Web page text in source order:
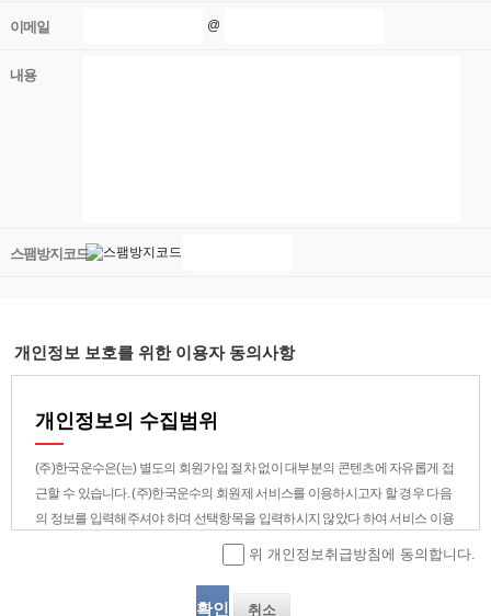
이메일 @
내용
스팸방지코드
개인정보 보호를 위한 이용자 동의사항
개인정보의 수집범위
(주)한국운수은(는) 별도의 회원가입 절차 없이 대부분의 콘텐츠에 자유롭게 접
근할 수 있습니다. (주)한국운수의 회원제 서비스를 이용하시고자 할 경우 다음
의 정보를 입력해주셔야 하며 선택항목을 입력하시지 않았다 하여 서비스 이용
1) 회원 가입시 수집하는 개인정보의 범위
위 개인정보취급방침에 동의합니다.
취소